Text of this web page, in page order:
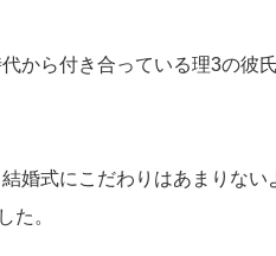
から付き合っている理3の彼
婚式にこだわりはあまりな
た。